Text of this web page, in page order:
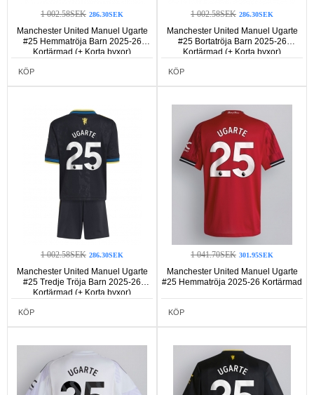
1 002.58SEK 286.30SEK
Manchester United Manuel Ugarte
#25 Hemmatröja Barn 2025-26
Kortärmad (+ Korta byxor)
KÖP
1 002.58SEK 286.30SEK
Manchester United Manuel Ugarte
#25 Bortatröja Barn 2025-26
Kortärmad (+ Korta byxor)
KÖP
1 002.58SEK 286.30SEK
Manchester United Manuel Ugarte
#25 Tredje Tröja Barn 2025-26
Kortärmad (+ Korta byxor)
KÖP
1 041.70SEK 301.95SEK
Manchester United Manuel Ugarte
#25 Hemmatröja 2025-26 Kortärmad
KÖP